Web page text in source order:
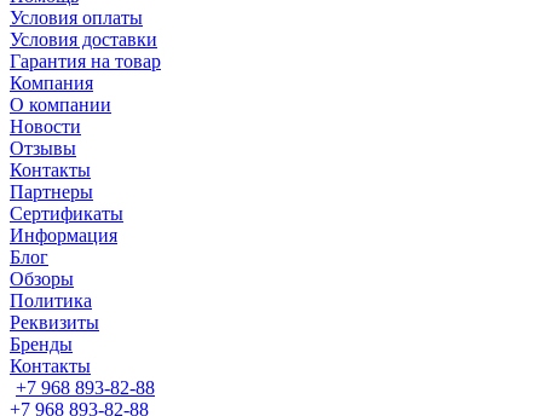
Условия оплаты
Условия доставки
Гарантия на товар
Компания
О компании
Новости
Отзывы
Контакты
Партнеры
Сертификаты
Информация
Блог
Обзоры
Политика
Реквизиты
Бренды
Контакты
+7 968 893-82-88
+7 968 893-82-88